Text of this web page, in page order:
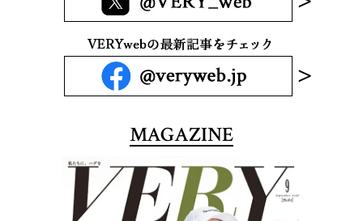
MAGAZINE